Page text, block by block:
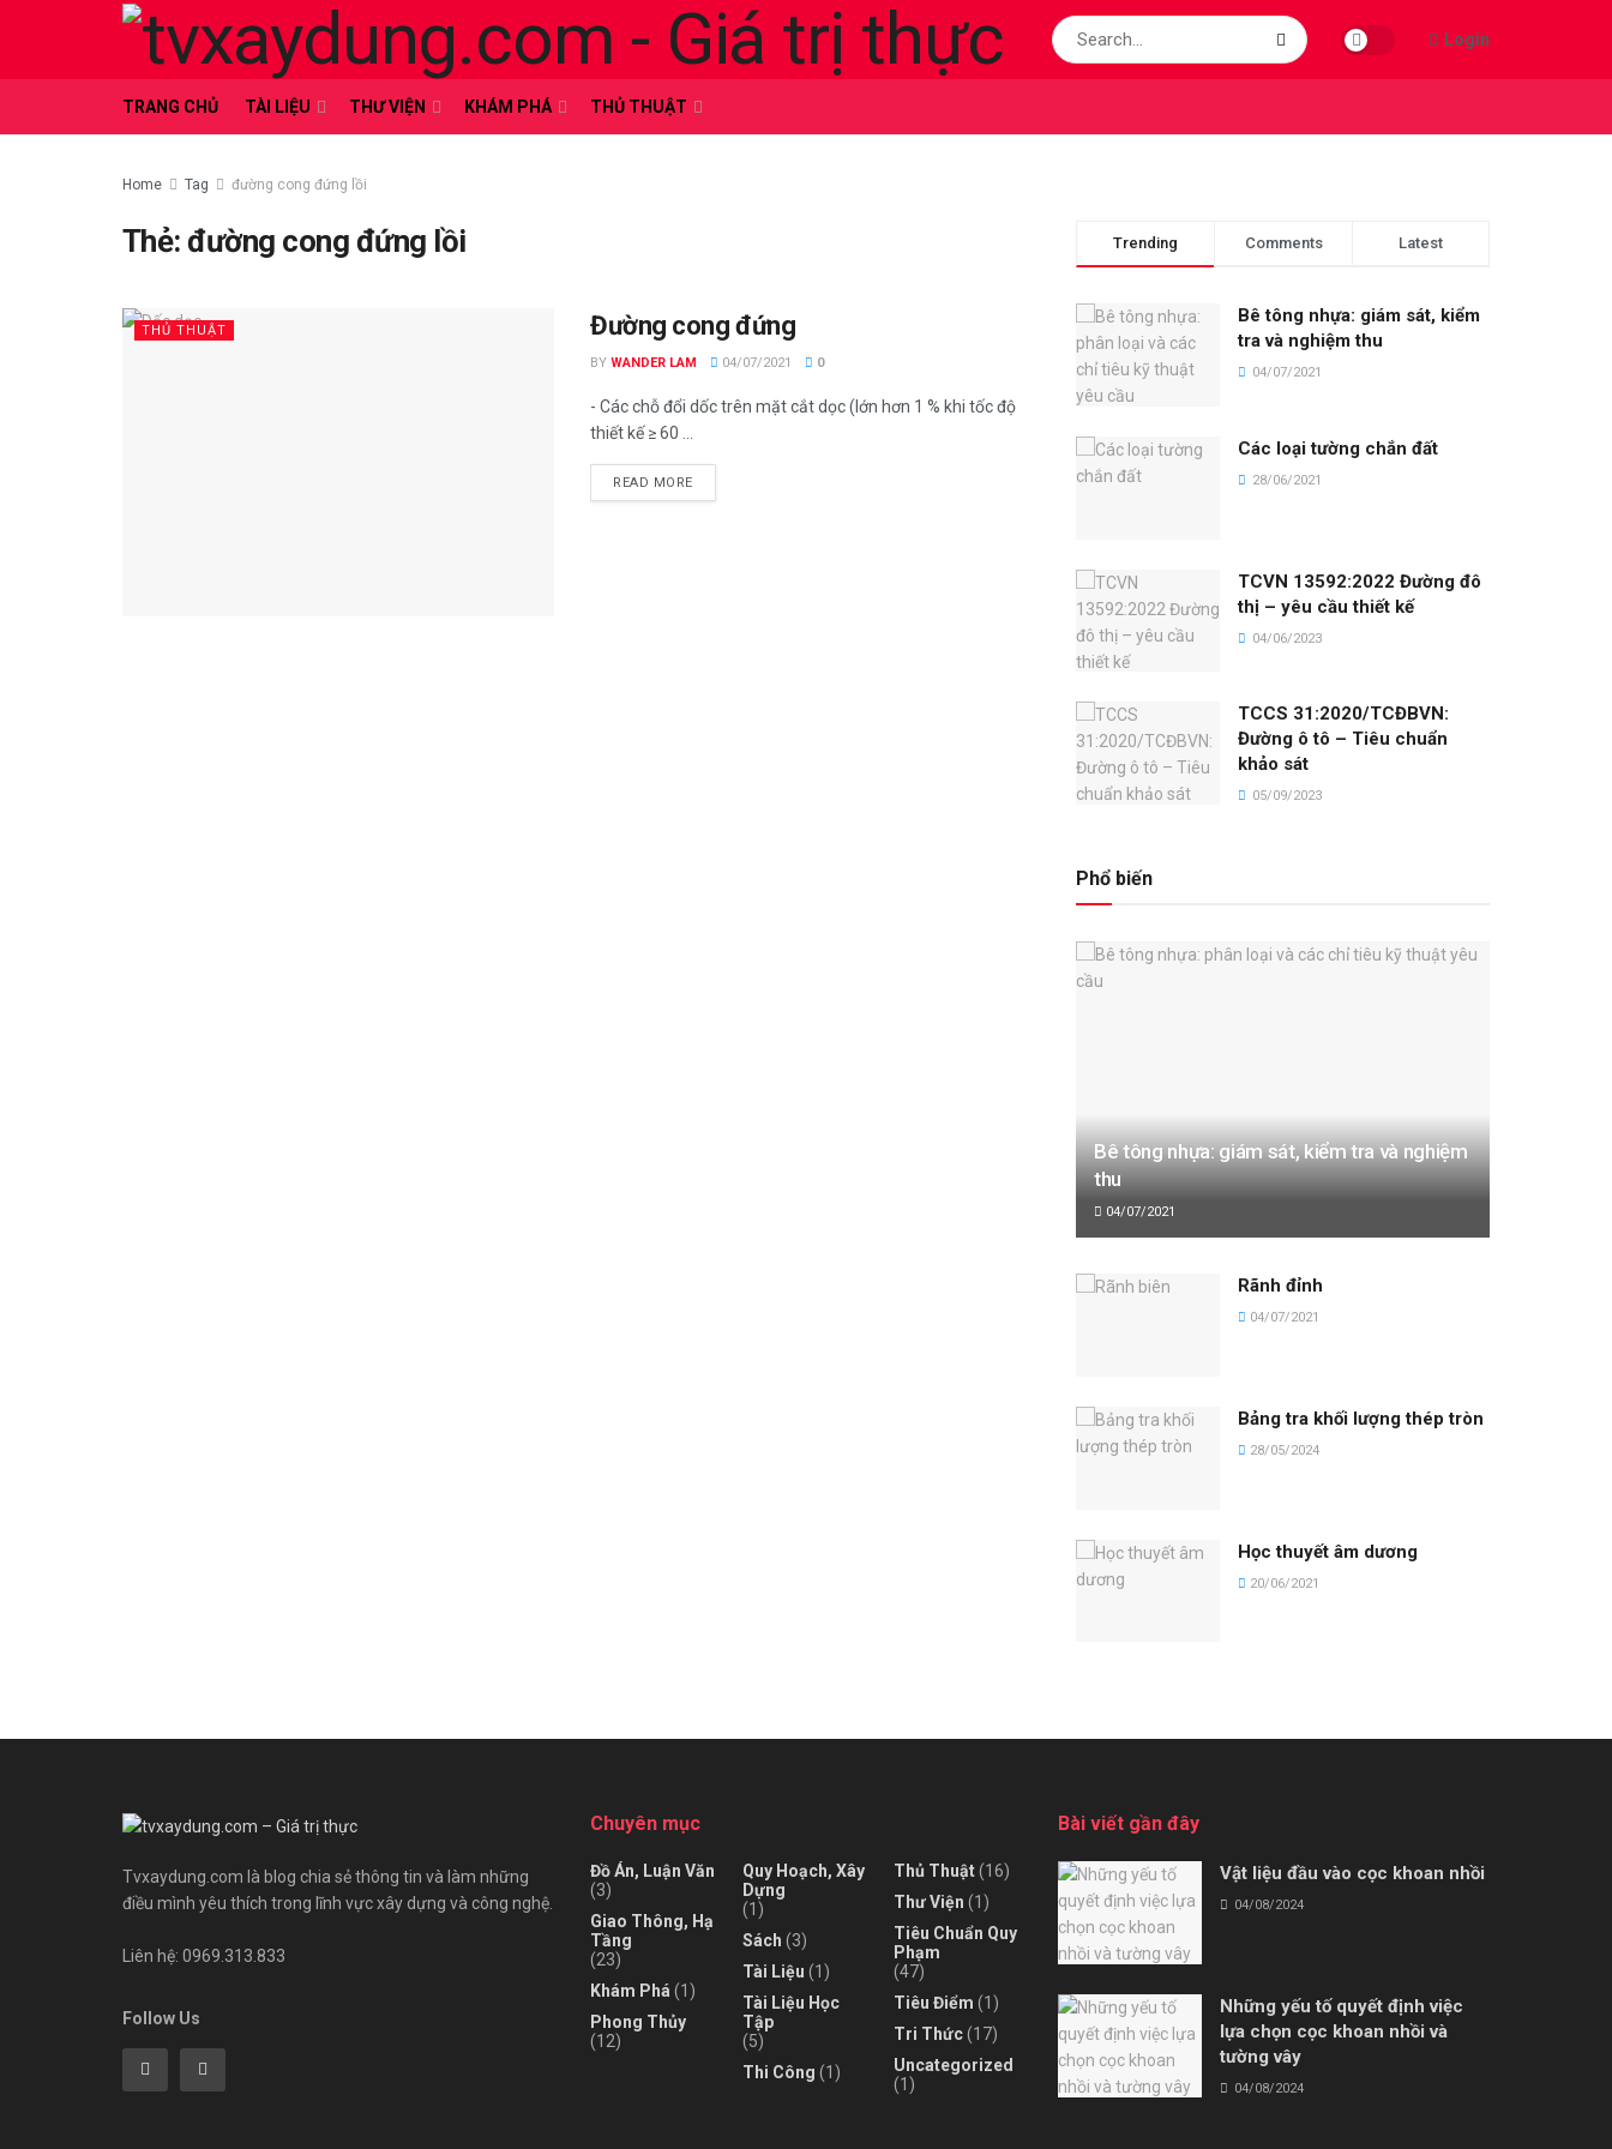
Login
TRANG CHỦ TÀI LIỆU THƯ VIỆN KHÁM PHÁ THỦ THUẬT
Home Tag đường cong đứng lồi
Thẻ:đường cong đứng lồi
THỦ THUẬT Đường cong đứng
BY WANDER LAM 04/07/2021 0
- Các chỗ đổi dốc trên mặt cắt dọc (lớn hơn 1 % khi tốc độ
thiết kế ≥ 60 ...
READ MORE
Trending Comments Latest
Bê tông nhựa: giám sát, kiểm
tra và nghiệm thu
04/07/2021
Các loại tường chắn đất
28/06/2021
TCVN 13592:2022 Đường đô
thị – yêu cầu thiết kế
04/06/2023
TCCS 31:2020/TCĐBVN:
Đường ô tô – Tiêu chuẩn
khảo sát
05/09/2023
Phổ biến
Bê tông nhựa: giám sát, kiểm tra và nghiệm
thu
04/07/2021
Rãnh đỉnh
04/07/2021
Bảng tra khối lượng thép tròn
28/05/2024
Học thuyết âm dương
20/06/2021
Tvxaydung.com là blog chia sẻ thông tin và làm những
điều mình yêu thích trong lĩnh vực xây dựng và công nghệ.
Liên hệ: 0969.313.833
Follow Us
Chuyên mục
Đồ Án, Luận Văn
(3)
Giao Thông, Hạ
Tầng
(23)
Khám Phá (1)
Phong Thủy
(12)
Quy Hoạch, Xây
Dựng
(1)
Sách (3)
Tài Liệu (1)
Tài Liệu Học
Tập
(5)
Thi Công (1)
Thủ Thuật(16)
Thư Viện (1)
Tiêu Chuẩn Quy
Phạm
(47)
Tiêu Điểm (1)
Tri Thức(17)
Uncategorized
(1)
Bài viết gần đây
Vật liệu đầu vào cọc khoan nhồi
04/08/2024
Những yếu tố quyết định việc
lựa chọn cọc khoan nhồi và
tường vây
04/08/2024